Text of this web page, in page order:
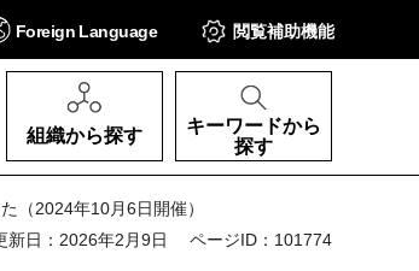
Foreign Language 閲覧補助機能
組織から探す
キーワードから
探す
（2024年10月6日開催）
新日：2026年2月9日 ページID：101774